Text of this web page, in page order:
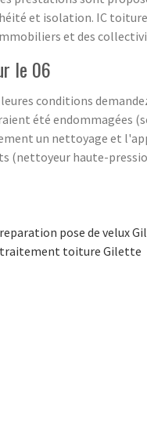
et isolation. IC
et des
le 06
conditions
été endommagées
un nettoyage et
(nettoyeur haute-
reparation pose de velux
traitement toiture Gilette